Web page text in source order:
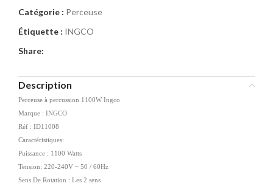
Catégorie : Perceuse
Étiquette : INGCO
Share:
Description
Perceuse à percussion 1100W Ingco
Marque : INGCO
Réf : ID11008
Caractéristiques:
Puissance : 1100 Watts
Tension: 220-240V ~ 50 / 60Hz
Sens De Rotation : Les 2 sens